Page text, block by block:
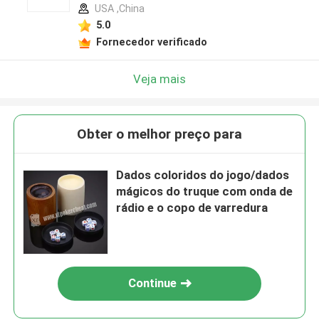
USA ,China
5.0
Fornecedor verificado
Veja mais
Obter o melhor preço para
Dados coloridos do jogo/dados
mágicos do truque com onda de
rádio e o copo de varredura
Continue